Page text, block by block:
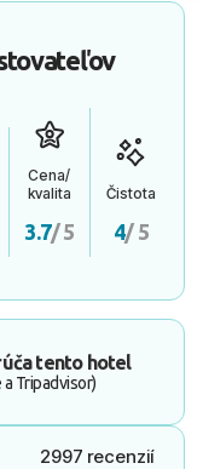
Cena/
kvalita
3.7/ 5
Čistota
4/ 5
tento hotel
Tripadvisor)
2997 recenzií